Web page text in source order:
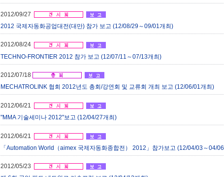
2012/09/27
2012 국제자동화공업대전(대만) 참가 보고 (12/08/29～09/01개최)
2012/08/24
TECHNO-FRONTIER 2012 참가 보고 (12/07/11～07/13개최)
2012/07/18
MECHATROLINK 협회 2012년도 총회/강연회 및 교류회 개최 보고 (12/06/01개최)
2012/06/21
"MMA 기술세미나 2012"보고 (12/04/27개최)
2012/06/21
「Automation World（aimex 국제자동화종합전） 2012」참가보고 (12/04/03～04/
2012/05/23